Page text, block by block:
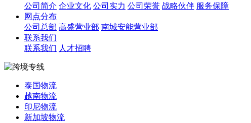
公司简介 企业文化 公司实力 公司荣誉 战略伙伴 服务保障
网点分布
公司总部 高盛营业部 南城安能营业部
联系我们
联系我们 人才招聘
泰国物流
越南物流
印尼物流
新加坡物流